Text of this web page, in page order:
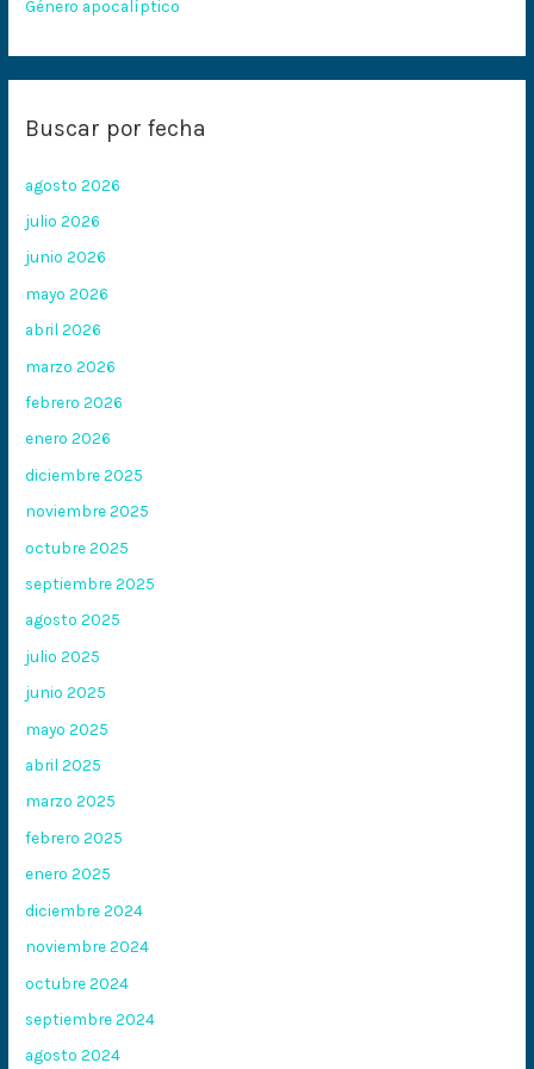
Género apocalíptico
Buscar por fecha
agosto 2026
julio 2026
junio 2026
mayo 2026
abril 2026
marzo 2026
febrero 2026
enero 2026
diciembre 2025
noviembre 2025
octubre 2025
septiembre 2025
agosto 2025
julio 2025
junio 2025
mayo 2025
abril 2025
marzo 2025
febrero 2025
enero 2025
diciembre 2024
noviembre 2024
octubre 2024
septiembre 2024
agosto 2024